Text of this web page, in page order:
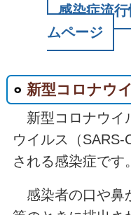
感染症流
ムページ
新型コロナウ
新型コロナウイ
ウイルス（SARS-
される感染症です。
感染者の口や鼻